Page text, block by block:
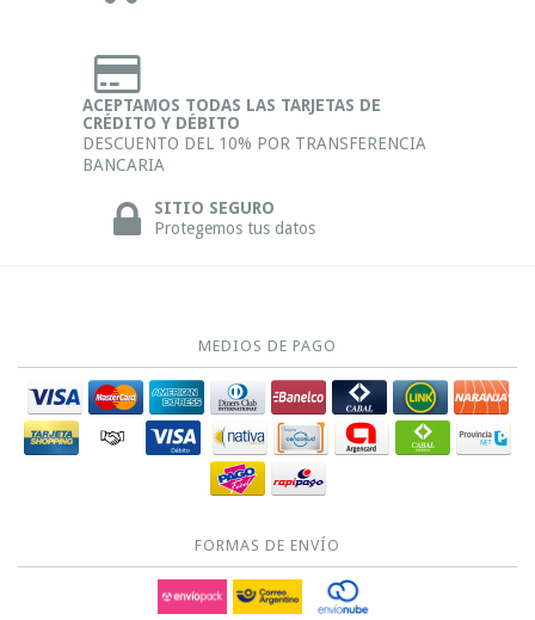
ACEPTAMOS TODAS LAS TARJETAS DE
CRÉDITO Y DÉBITO
DESCUENTO DEL 10% POR TRANSFERENCIA
BANCARIA
SITIO SEGURO
Protegemos tus datos
MEDIOS DE PAGO
FORMAS DE ENVÍO